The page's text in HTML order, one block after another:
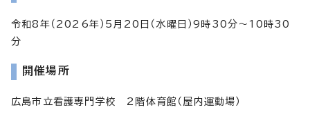
令和8年（2026年）5月20日（水曜日）9時30分～10時30
分
開催場所
広島市立看護専門学校 2階体育館（屋内運動場）